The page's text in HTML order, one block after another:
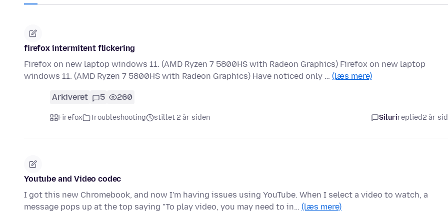
firefox intermitent flickering
Firefox on new laptop windows 11. (AMD Ryzen 7 5800HS with Radeon Graphics) Firefox on new laptop
windows 11. (AMD Ryzen 7 5800HS with Radeon Graphics) Have noticed only … (læs mere)
Arkiveret 5 260
Firefox Troubleshooting stillet 2 år siden Silurireplied2 år
Youtube and Video codec
I got this new Chromebook, and now I'm having issues using YouTube. When I select a video to watch, a
message pops up at the top saying "To play video, you may need to in… (læs mere)